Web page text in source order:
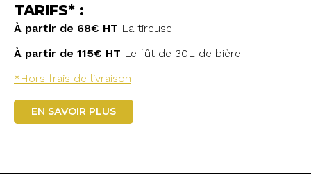
TARIFS* :
À partir de 68€ HT La tireuse
À partir de 115€ HT Le fût de 30L de bière
*Hors frais de livraison
EN SAVOIR PLUS